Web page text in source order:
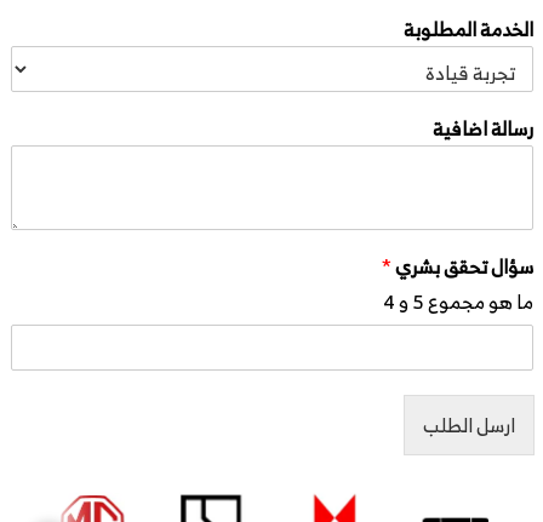
الخدمة المطلوبة
رسالة اضافية
سؤال تحقق بشري*
ما هو مجموع 5 و 4
ارسل الطلب